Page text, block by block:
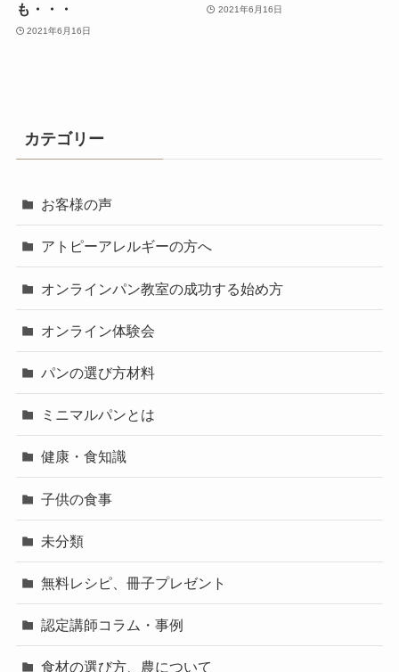
も・・・
2021年6月16日
2021年6月16日
カテゴリー
お客様の声
アトピーアレルギーの方へ
オンラインパン教室の成功する始め方
オンライン体験会
パンの選び方材料
ミニマルパンとは
健康・食知識
子供の食事
未分類
無料レシピ、冊子プレゼント
認定講師コラム・事例
食材の選び方、農について